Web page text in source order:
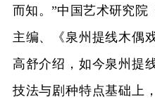
而知。”中国艺术研究院
主编、《泉州提线木偶
高舒介绍，如今泉州提
技法与剧种特点基础上